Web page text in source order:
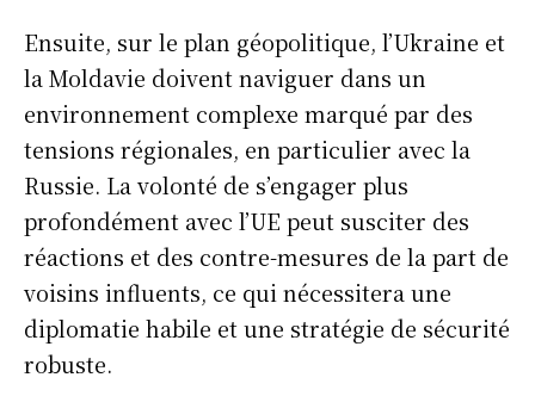
Ensuite, sur le plan géopolitique, l’Ukraine et
la Moldavie doivent naviguer dans un
environnement complexe marqué par des
tensions régionales, en particulier avec la
Russie. La volonté de s’engager plus
profondément avec l’UE peut susciter des
réactions et des contre-mesures de la part de
voisins influents, ce qui nécessitera une
diplomatie habile et une stratégie de sécurité
robuste.